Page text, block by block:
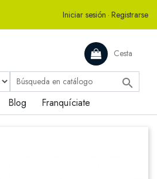
Iniciar sesión · Registrarse
Cesta

Blog Franquíciate